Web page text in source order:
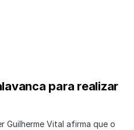
para realizar
Guilherme Vital afirma que o